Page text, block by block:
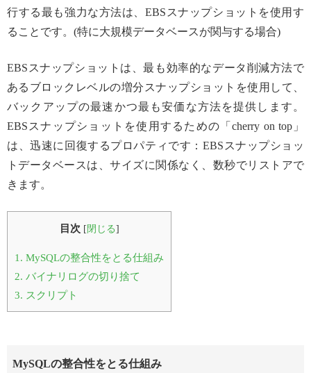
行する最も強力な方法は、EBSスナップショットを使用す
ることです。(特に大規模データベースが関与する場合)
EBSスナップショットは、最も効率的なデータ削減方法で
あるブロックレベルの増分スナップショットを使用して、
バックアップの最速かつ最も安価な方法を提供します。
EBSスナップショットを使用するための「cherry on top」
は、迅速に回復するプロパティです：EBSスナップショッ
トデータベースは、サイズに関係なく、数秒でリストアで
きます。
目次 [ 閉じる]
1. MySQLの整合性をとる仕組み
2. バイナリログの切り捨て
3. スクリプト
MySQLの整合性をとる仕組み